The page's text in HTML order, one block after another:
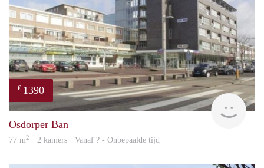
€ 1390
Osdorper Ban
77 m2 · 2 kamers · Vanaf ? - Onbepaalde tijd